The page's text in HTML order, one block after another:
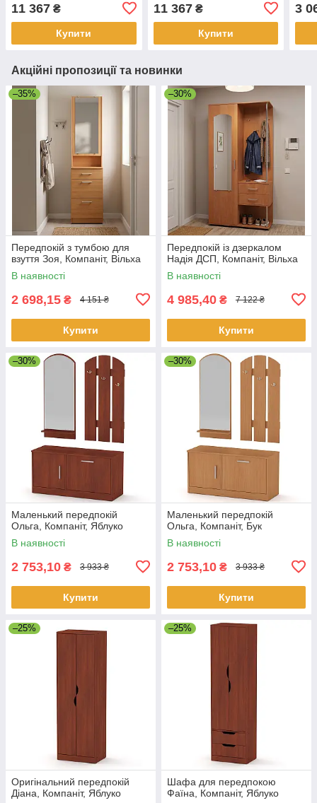
11 367 ₴
Купити
11 367₴
Купити
3
Акційні пропозиції та новинки
–35%
Передпокій з тумбою для
взуття Зоя, Компаніт, Вільха
В наявності
2 698,15 ₴ 4 151 ₴
Купити
–30%
Передпокій із дзеркалом
Надія ДСП, Компаніт, Вільха
В наявності
4 985,40 ₴ 7 122 ₴
Купити
–30%
Маленький передпокій
Ольга, Компаніт, Яблуко
В наявності
2 753,10 ₴ 3 933 ₴
Купити
–30%
Маленький передпокій
Ольга, Компаніт, Бук
В наявності
2 753,10 ₴ 3 933 ₴
Купити
–25%
Оригінальний передпокій
Діана, Компаніт, Яблуко
–25%
Шафа для передпокою
Фаїна, Компаніт, Яблуко